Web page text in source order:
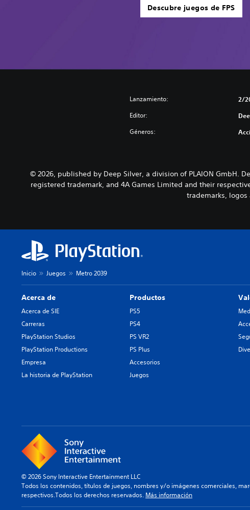
Descubre juegos de FPS
Lanzamiento: 2/
Editor:
Géneros:
© 2026, published by Deep Silver, a division of PLAION GmbH.
registered trademark, and 4A Games Limited and their
trademarks,
Inicio Juegos Metro 2039
Acerca de
Acerca de SIE
Carreras
PlayStation Studios
PlayStation Productions
Empresa
La historia de PlayStation
Productos
PS5
PS4
PS VR2
PS Plus
Accesorios
Juegos
© 2026 Sony Interactive Entertainment LLC
Todos los contenidos, títulos de juegos, nombres y/o imágenes comerciales,
respectivos.Todos los derechos reservados. Más información